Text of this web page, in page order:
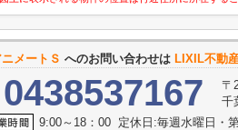
ニメートＳ へのお問い合わせは LIXIL不動
〒
千
9:00～18：00 定休日:毎週水曜日・